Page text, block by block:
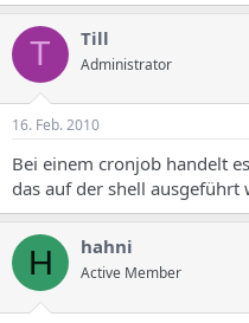
T Till
Administrator
16. Feb. 2010
Bei einem cronjob handelt
das auf der shell ausgeführt
H hahni
Active Member